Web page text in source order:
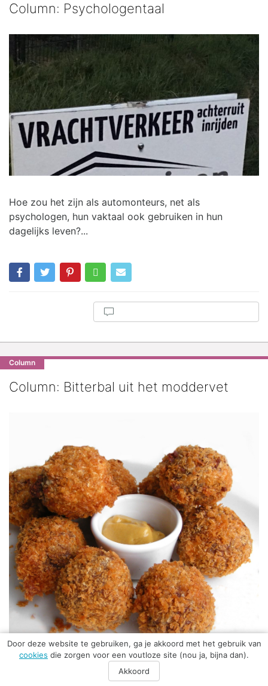
Column: Psychologentaal
Hoe zou het zijn als automonteurs, net als
psychologen, hun vaktaal ook gebruiken in hun
dagelijks leven?...
Column
Column: Bitterbal uit het moddervet
Waarom heet een bitterbal ‘bitterbal’? Het is niet mijn
Door deze website te gebruiken, ga je akkoord met het gebruik van
cookies die zorgen voor een voutloze site (nou ja, bijna dan).
Akkoord